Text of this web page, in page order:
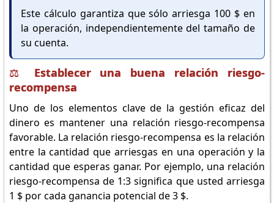
Este cálculo garantiza que sólo arriesga 100 $ en
la operación, independientemente del tamaño de
su cuenta.
⚖️ Establecer una buena relación riesgo-
recompensa
Uno de los elementos clave de la gestión eficaz del
dinero es mantener una relación riesgo-recompensa
favorable. La relación riesgo-recompensa es la relación
entre la cantidad que arriesgas en una operación y la
cantidad que esperas ganar. Por ejemplo, una relación
riesgo-recompensa de 1:3 significa que usted arriesga
1 $ por cada ganancia potencial de 3 $.